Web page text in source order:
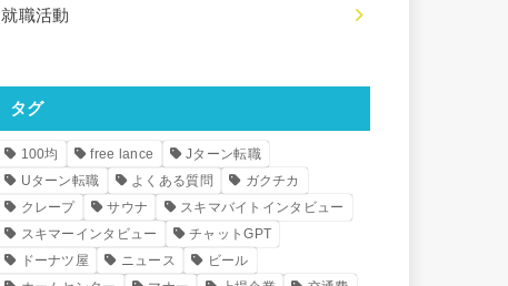
就職活動
タグ
100均 free lance
Jターン転職
Uターン転職
よくある質問
ガクチカ
クレープ
サウナ
スキマバイトインタビュー
スキマーインタビュー
チャットGPT
ドーナツ屋
ニュース
ビール